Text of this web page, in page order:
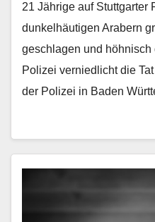
21 Jährige auf Stuttgarter
dunkelhäutigen Arabern
geschlagen und höhnisch
Polizei verniedlicht die
der Polizei in Baden